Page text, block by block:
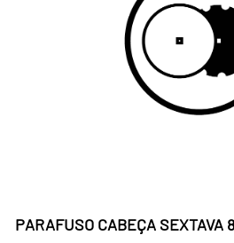
PARAFUSO CABEÇA SEXTAVA